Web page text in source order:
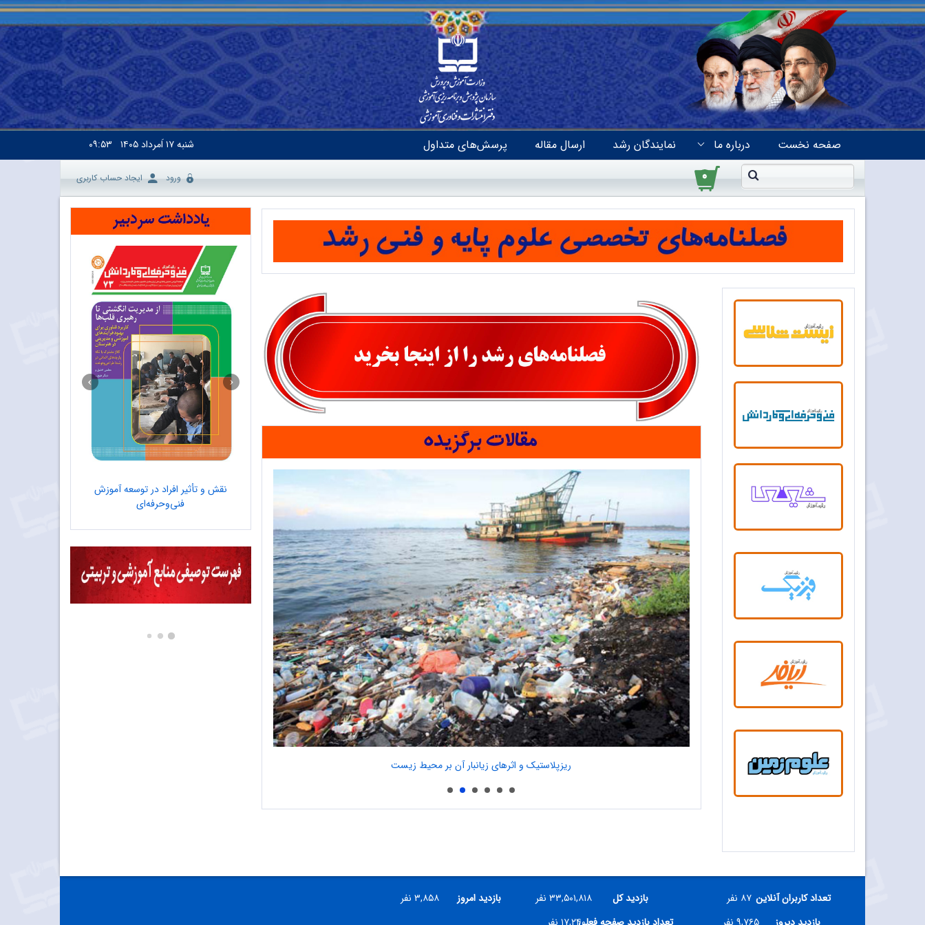
صفحه نخست درباره ما نمایندگان رشد ارسال مقاله پرسش‌های متداول شنبه۱۷ اَمرداد ۱۴۰۵ ۰۹:۵۳
۰ ورود ایجاد حساب کاربری
ریزپلاستیک و اثرهای زیانبار آن بر محیط زیست
از تابش خورشید تا کمبود آب
موشک‌ها هم درس می‌دهند!
نقش و تأثیر افراد در توسعه آموزش
فنی‌وحرفه‌ای
تعداد کاربران آنلاین ۸۷ نفر بازدید کل ۳۳,۵۰۱,۸۱۸ نفر بازدید امروز
۳,۸۵۸ نفر
بازدید دیروز
۹,۷۶۵ نفر تعداد بازدید صفحه فعلی۱۷,۲۴۰ نفر